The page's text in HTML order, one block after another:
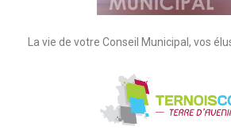
La vie de votre Conseil Municipal, vos